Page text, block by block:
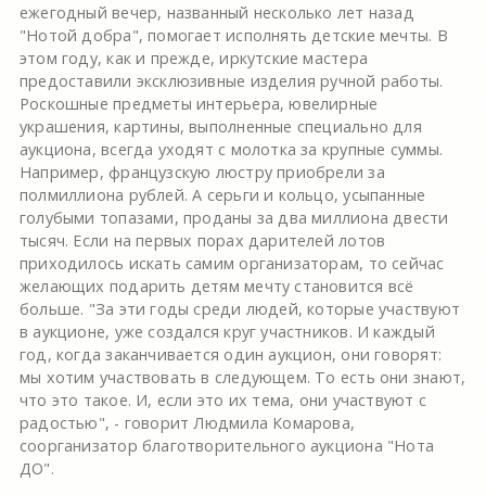
ежегодный вечер, названный несколько лет назад
"Нотой добра", помогает исполнять детские мечты. В
этом году, как и прежде, иркутские мастера
предоставили эксклюзивные изделия ручной работы.
Роскошные предметы интерьера, ювелирные
украшения, картины, выполненные специально для
аукциона, всегда уходят с молотка за крупные суммы.
Например, французскую люстру приобрели за
полмиллиона рублей. А серьги и кольцо, усыпанные
голубыми топазами, проданы за два миллиона двести
тысяч. Если на первых порах дарителей лотов
приходилось искать самим организаторам, то сейчас
желающих подарить детям мечту становится всё
больше. "За эти годы среди людей, которые участвуют
в аукционе, уже создался круг участников. И каждый
год, когда заканчивается один аукцион, они говорят:
мы хотим участвовать в следующем. То есть они знают,
что это такое. И, если это их тема, они участвуют с
радостью", - говорит Людмила Комарова,
соорганизатор благотворительного аукциона "Нота
ДО".